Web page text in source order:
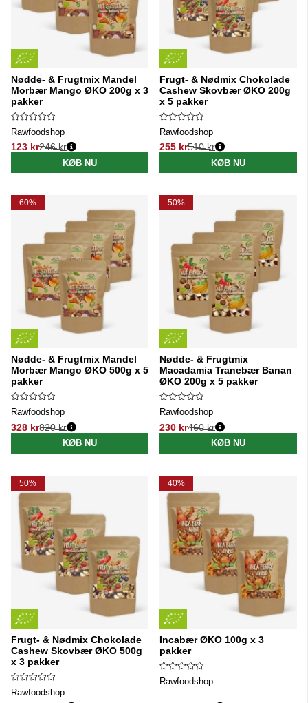
Nødde- & Frugtmix Mandel
Morbær Mango ØKO 200g x 3
pakker
Rawfoodshop
123 kr
Normalpris:
246 kr
KØB NU
Frugt- & Nødmix Chokolade
Cashew Skovbær ØKO 200g
x 5 pakker
Rawfoodshop
255 kr
Normalpris:
510 kr
KØB NU
60%
Nødde- & Frugtmix Mandel
Morbær Mango ØKO 500g x 5
pakker
Rawfoodshop
328 kr
Normalpris:
820 kr
KØB NU
50%
Nødde- & Frugtmix
Macadamia Tranebær Banan
ØKO 200g x 5 pakker
Rawfoodshop
230 kr
Normalpris:
460 kr
KØB NU
50%
Frugt- & Nødmix Chokolade
Cashew Skovbær ØKO 500g
x 3 pakker
Rawfoodshop
40%
Incabær ØKO 100g x 3
pakker
Rawfoodshop